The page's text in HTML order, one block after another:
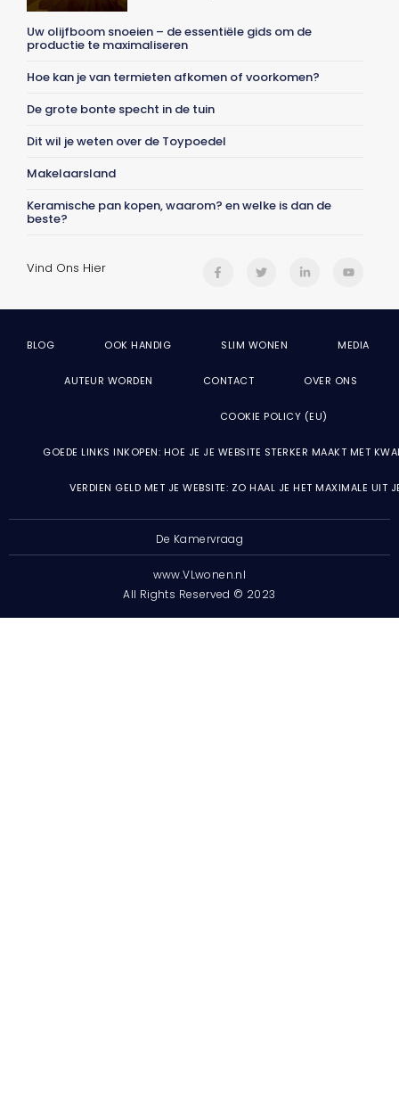
Uw olijfboom snoeien – de essentiële gids om de
productie te maximaliseren
Hoe kan je van termieten afkomen of voorkomen?
De grote bonte specht in de tuin
Dit wil je weten over de Toypoedel
Makelaarsland
Keramische pan kopen, waarom? en welke is dan de
beste?
Vind Ons Hier
BLOG OOK HANDIG SLIM WONEN MEDIA
AUTEUR WORDEN CONTACT OVER ONS
COOKIE POLICY (EU)
GOEDE LINKS INKOPEN: HOE JE JE WEBSITE STERKER MAAKT MET
VERDIEN GELD MET JE WEBSITE: ZO HAAL JE HET MAXIMALE UIT
De Kamervraag
www.VLwonen.nl
All Rights Reserved © 2023